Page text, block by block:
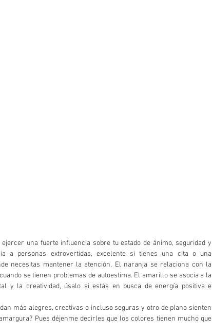
una fuerte influencia sobre tu estado de ánimo, seguridad y
a personas extrovertidas, excelente si tienes una cita o una
necesitas mantener la atención. El naranja se relaciona con la
se tienen problemas de autoestima. El amarillo se asocia a la
y la creatividad, úsalo si estás en busca de energía positiva e
más alegres, creativas o incluso seguras y otro de plano sienten
Pues déjenme decirles que los colores tienen mucho que